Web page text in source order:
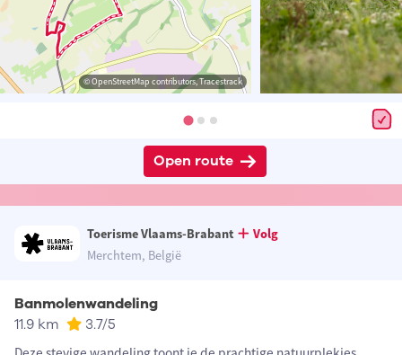
© OpenStreetMap contributors, Tracestrack
Open route
Toerisme Vlaams-Brabant
Volg
Merchtem, België
Banmolenwandeling
11.9 km 3.7/5